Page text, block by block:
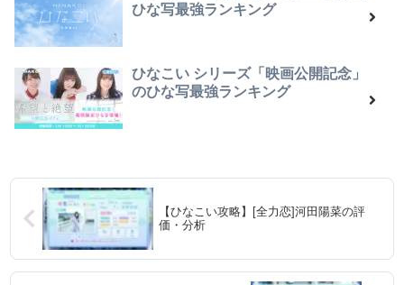
ひな写最強ランキング
ひなこい シリーズ「映画公開記念」
のひな写最強ランキング
【ひなこい攻略】[全力恋]河田陽菜の評
価・分析